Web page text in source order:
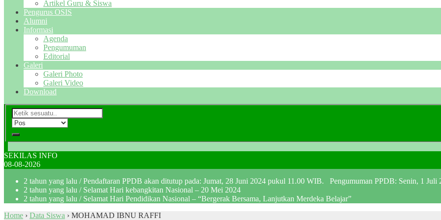
Artikel Guru & Siswa
Pengurus OSIS
Alumni
Informasi
Agenda
Pengumuman
Editorial
Galeri
Galeri Photo
Galeri Video
Download
SEKILAS INFO
08-08-2026
2 tahun yang lalu / Pendaftaran PPDB akan ditutup pada: Jumat, 28 Juni 2024 pukul 11.00 WIB. Pengumuman PPDB: Senin, 1 Juli
2 tahun yang lalu / Selamat Hari kebangkitan Nasional – 20 Mei 2024
2 tahun yang lalu / Selamat Hari Pendidikan Nasional – “Bergerak Bersama, Lanjutkan Merdeka Belajar”
Home › Data Siswa › MOHAMAD IBNU RAFFI